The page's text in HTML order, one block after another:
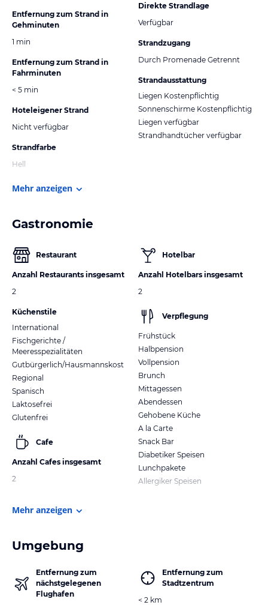
Entfernung zum Strand in
Gehminuten
1 min
Entfernung zum Strand in
Fahrminuten
< 5 min
Hoteleigener Strand
Nicht verfügbar
Strandfarbe
Hell
Direkte Strandlage
Verfügbar
Strandzugang
Durch Promenade Getrennt
Strandausstattung
Liegen Kostenpflichtig
Sonnenschirme Kostenpflichtig
Liegen verfügbar
Strandhandtücher verfügbar
Mehr anzeigen
Gastronomie
Restaurant
Anzahl Restaurants insgesamt
2
Küchenstile
International
Fischgerichte /
Meeresspezialitäten
Gutbürgerlich/Hausmannskost
Regional
Spanisch
Laktosefrei
Glutenfrei
Cafe
Anzahl Cafes insgesamt
2
Hotelbar
Anzahl Hotelbars insgesamt
2
Verpflegung
Frühstück
Halbpension
Vollpension
Brunch
Mittagessen
Abendessen
Gehobene Küche
A la Carte
Snack Bar
Diabetiker Speisen
Lunchpakete
Allergiker Speisen
Mehr anzeigen
Umgebung
Entfernung zum
nächstgelegenen
Flughafen
Entfernung zum
Stadtzentrum
< 2 km